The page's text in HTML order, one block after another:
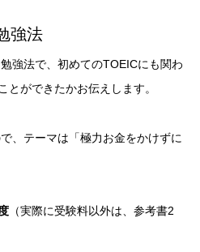
強法
強法で、初めてのTOEICにも関わ
とができたかお伝えします。
、テーマは「極力お金をかけずに
（実際に受験料以外は、参考書2